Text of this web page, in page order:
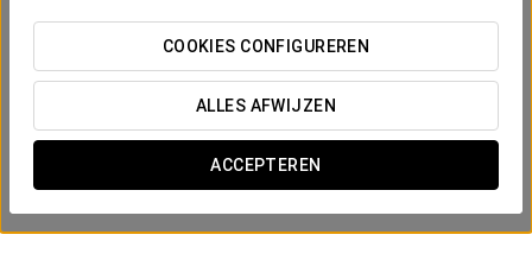
COOKIES CONFIGUREREN
ALLES AFWIJZEN
ACCEPTEREN